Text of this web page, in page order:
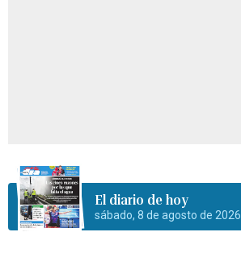
El diario de hoy
sábado, 8 de agosto de 2026